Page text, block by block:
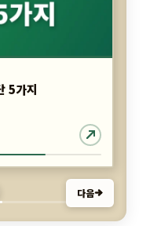
5가지
다음